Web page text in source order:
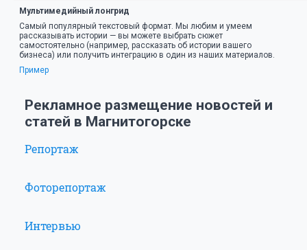
Мультимедийный лонгрид
Самый популярный текстовый формат. Мы любим и умеем
рассказывать истории — вы можете выбрать сюжет
самостоятельно (например, рассказать об истории вашего
бизнеса) или получить интеграцию в один из наших материалов.
Пример
Рекламное размещение новостей и
статей в Магнитогорске
Репортаж
Фоторепортаж
Интервью